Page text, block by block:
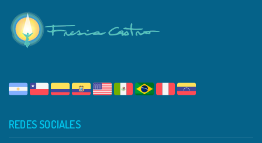
REDES SOCIALES